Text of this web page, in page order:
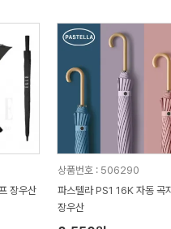
장우산
상품번호 : 506290
파스텔라 PS1 16K 자동 곡
장우산